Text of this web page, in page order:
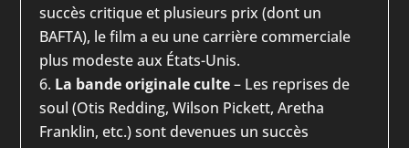
succès critique et plusieurs prix (dont un
BAFTA), le film a eu une carrière commerciale
plus modeste aux États-Unis.
La bande originale culte– Les reprises de
soul (Otis Redding, Wilson Pickett, Aretha
Franklin, etc.) sont devenues un succès